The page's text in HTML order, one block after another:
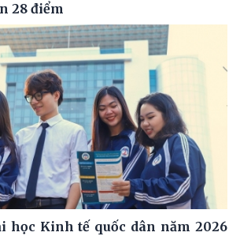
28 điểm
học Kinh tế quốc dân năm 2026